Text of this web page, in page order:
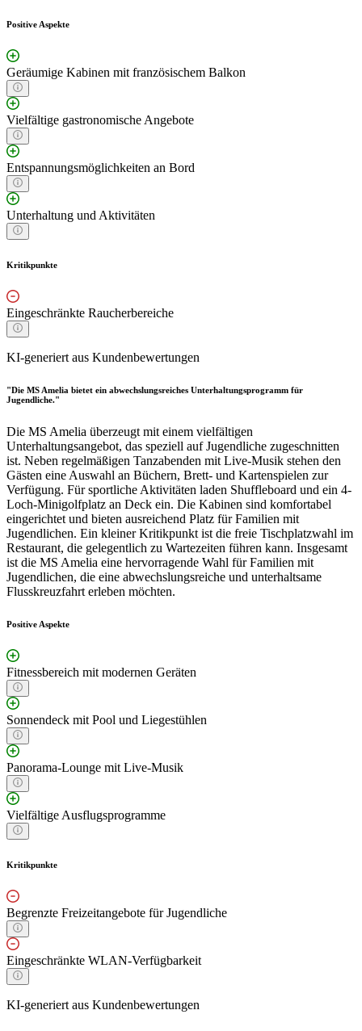
Positive Aspekte
Geräumige Kabinen mit französischem Balkon
Vielfältige gastronomische Angebote
Entspannungsmöglichkeiten an Bord
Unterhaltung und Aktivitäten
Kritikpunkte
Eingeschränkte Raucherbereiche
KI-generiert aus Kundenbewertungen
"Die MS Amelia bietet ein abwechslungsreiches Unterhaltungsprogramm für
Jugendliche."
Die MS Amelia überzeugt mit einem vielfältigen
Unterhaltungsangebot, das speziell auf Jugendliche zugeschnitten
ist. Neben regelmäßigen Tanzabenden mit Live-Musik stehen den
Gästen eine Auswahl an Büchern, Brett- und Kartenspielen zur
Verfügung. Für sportliche Aktivitäten laden Shuffleboard und ein 4-
Loch-Minigolfplatz an Deck ein. Die Kabinen sind komfortabel
eingerichtet und bieten ausreichend Platz für Familien mit
Jugendlichen. Ein kleiner Kritikpunkt ist die freie Tischplatzwahl im
Restaurant, die gelegentlich zu Wartezeiten führen kann. Insgesamt
ist die MS Amelia eine hervorragende Wahl für Familien mit
Jugendlichen, die eine abwechslungsreiche und unterhaltsame
Flusskreuzfahrt erleben möchten.
Positive Aspekte
Fitnessbereich mit modernen Geräten
Sonnendeck mit Pool und Liegestühlen
Panorama-Lounge mit Live-Musik
Vielfältige Ausflugsprogramme
Kritikpunkte
Begrenzte Freizeitangebote für Jugendliche
Eingeschränkte WLAN-Verfügbarkeit
KI-generiert aus Kundenbewertungen